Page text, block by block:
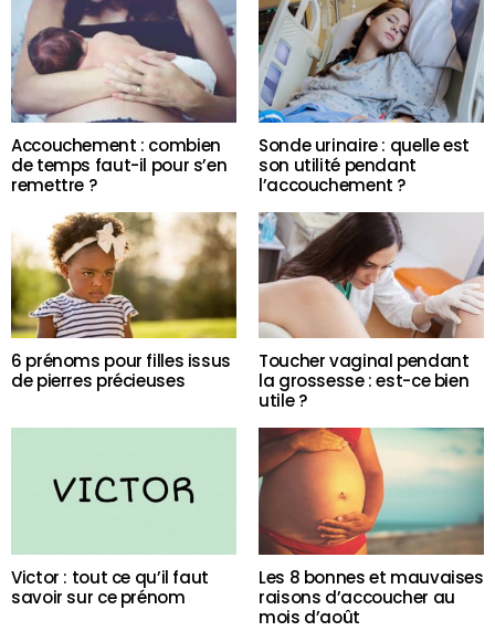
Accouchement : combien
de temps faut-il pour s’en
remettre ?
Sonde urinaire : quelle est
son utilité pendant
l’accouchement ?
6 prénoms pour filles issus
de pierres précieuses
Toucher vaginal pendant
la grossesse : est-ce bien
utile ?
Victor : tout ce qu’il faut
savoir sur ce prénom
Les 8 bonnes et mauvaises
raisons d’accoucher au
mois d’août